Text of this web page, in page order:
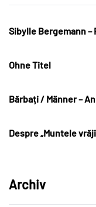
Sibylle Bergemann –
Ohne Titel
Bărbați / Männer –
Despre „Muntele
Archiv